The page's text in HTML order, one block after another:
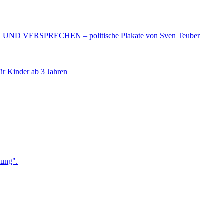
VERSPRECHEN – politische Plakate von Sven Teuber
Kinder ab 3 Jahren